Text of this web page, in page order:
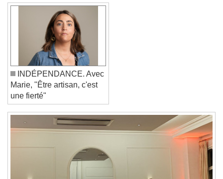
Text Edge Style
Font Family
Reset
Done
Close Modal Dialog
End of dialog window.
INDÉPENDANCE. Avec
Marie, "Être artisan, c'est
une fierté"